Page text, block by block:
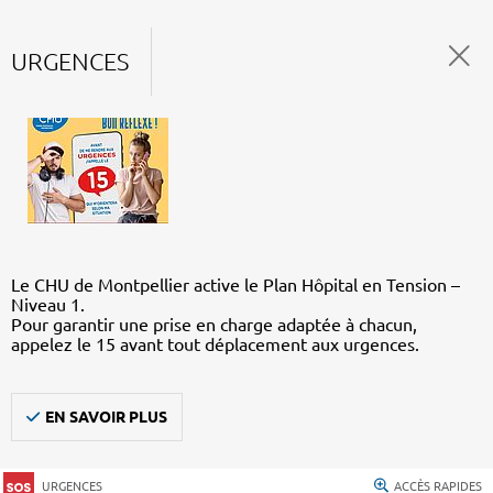
URGENCES
Le CHU de Montpellier active le Plan Hôpital en Tension –
Niveau 1.
Pour garantir une prise en charge adaptée à chacun,
appelez le 15 avant tout déplacement aux urgences.
EN SAVOIR PLUS
URGENCES ACCÈS RAPIDES